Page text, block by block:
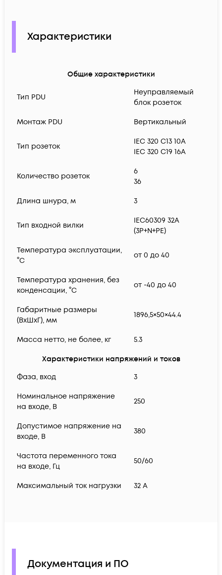
Характеристики
Общие характеристики
Тип PDU
Неуправляемый
блок розеток
Монтаж PDU Вертикальный
Тип розеток
IEC 320 C13 10A
IEC 320 C19 16A
Количество розеток
6
36
Длина шнура, м 3
Тип входной вилки
IEC60309 32A
(3P+N+PE)
Температура эксплуатации,
°C
от 0 до 40
Температура хранения, без
конденсации, °С
от -40 до 40
Габаритные размеры
(ВхШхГ), мм
1896,5×50×44.4
Масса нетто, не более, кг 5.3
Характеристики напряжений и токов
Фаза, вход
3
Номинальное напряжение
на входе, В
250
Допустимое напряжение на
входе, В
380
Частота переменного тока
на входе, Гц
50/60
Максимальный ток нагрузки 32 A
Документация и ПО